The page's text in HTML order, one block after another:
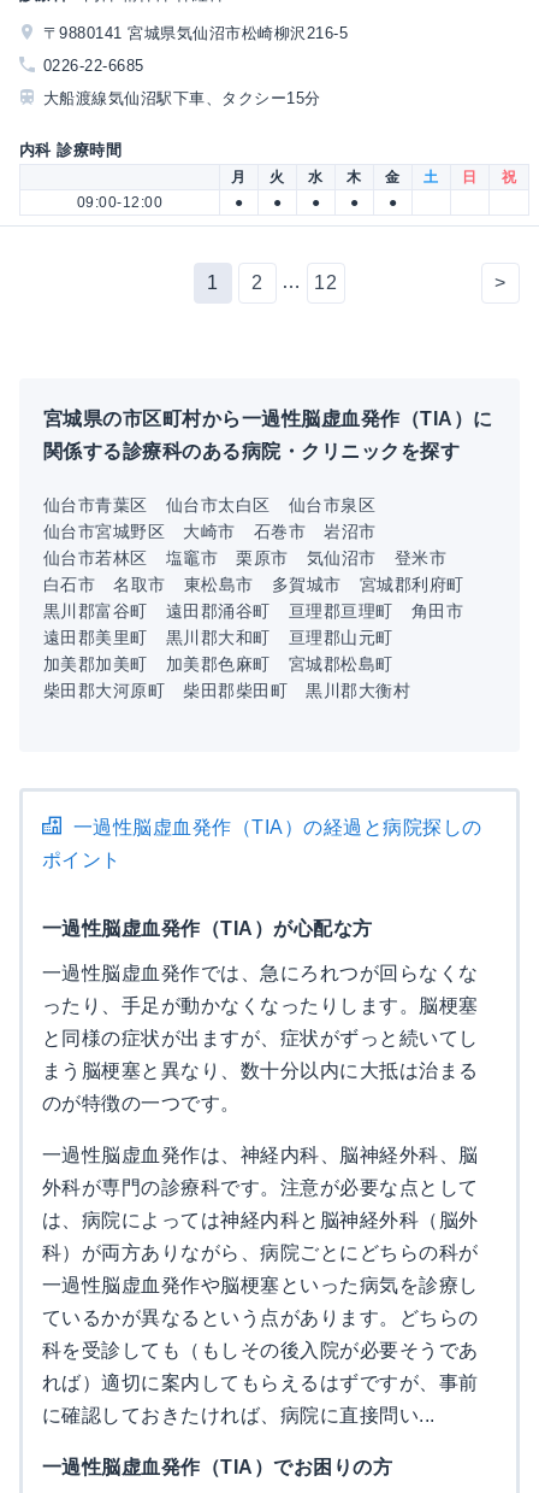
〒9880141 宮城県気仙沼市松崎柳沢216-5
0226-22-6685
大船渡線気仙沼駅下車、タクシー15分
内科 診療時間
月 火 水 木 金 土 日
祝
09:00-12:00
● ● ● ● ●
1 2 … 12 >
宮城県の市区町村から一過性脳虚血発作（TIA）に
関係する診療科のある病院・クリニックを探す
仙台市青葉区 仙台市太白区
仙台市泉区
仙台市宮城野区
大崎市 石巻市
岩沼市
仙台市若林区
塩竈市 栗原市 気仙沼市
登米市
白石市
名取市 東松島市 多賀城市
宮城郡利府町
黒川郡富谷町
遠田郡涌谷町 亘理郡亘理町
角田市
遠田郡美里町
黒川郡大和町
亘理郡山元町
加美郡加美町
加美郡色麻町
宮城郡松島町
柴田郡大河原町
柴田郡柴田町 黒川郡大衡村
一過性脳虚血発作（TIA）の経過と病院探しの
ポイント
一過性脳虚血発作（TIA）が心配な方
一過性脳虚血発作では、急にろれつが回らなくな
ったり、手足が動かなくなったりします。脳梗塞
と同様の症状が出ますが、症状がずっと続いてし
まう脳梗塞と異なり、数十分以内に大抵は治まる
のが特徴の一つです。
一過性脳虚血発作は、神経内科、脳神経外科、脳
外科が専門の診療科です。注意が必要な点として
は、病院によっては神経内科と脳神経外科（脳外
科）が両方ありながら、病院ごとにどちらの科が
一過性脳虚血発作や脳梗塞といった病気を診療し
ているかが異なるという点があります。どちらの
科を受診しても（もしその後入院が必要そうであ
れば）適切に案内してもらえるはずですが、事前
に確認しておきたければ、病院に直接問い...
一過性脳虚血発作（TIA）でお困りの方